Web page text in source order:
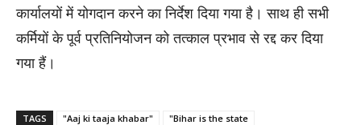
कार्यालयों में योगदान करने का निर्देश दिया गया है। साथ ही सभी
कर्मियों के पूर्व प्रतिनियोजन को तत्काल प्रभाव से रद्द कर दिया
गया हैं।
TAGS "Aaj ki taaja khabar"
"Bihar is the state